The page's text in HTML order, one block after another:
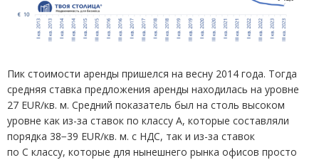
Пик стоимости аренды пришелся на весну 2014 года. Тогда
средняя ставка предложения аренды находилась на уровне
27 EUR/кв. м. Средний показатель был на столь высоком
уровне как из-за ставок по классу А, которые составляли
порядка 38−39 EUR/кв. м. с НДС, так и из-за ставок
по С классу, которые для нынешнего рынка офисов просто